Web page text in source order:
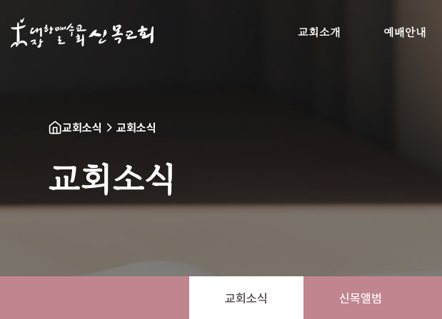
교회소개 예배안내
교회소식 교회소식
교회소식
교회소식 신목앨범